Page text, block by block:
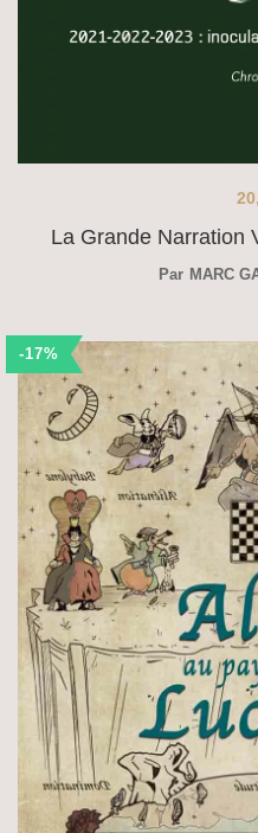
La Grande Narration
Par MARC
-17%